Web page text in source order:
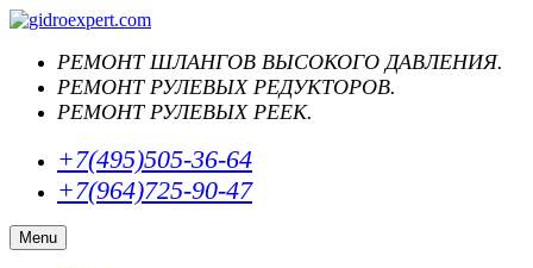
РЕМОНТ ШЛАНГОВ ВЫСОКОГО ДАВЛЕНИЯ.
РЕМОНТ РУЛЕВЫХ РЕДУКТОРОВ.
РЕМОНТ РУЛЕВЫХ РЕЕК.
+7(495)505-36-64
+7(964)725-90-47
Menu